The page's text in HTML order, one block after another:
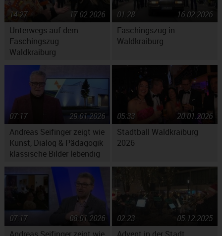
Unterwegs auf dem
Faschingszug
Waldkraiburg
17.02.2026
14:27
Faschingszug in
Waldkraiburg
16.02.2026
01:28
Andreas Seifinger zeigt wie
Kunst, Dialog & Pädagogik
klassische Bilder lebendig
machen
29.01.2026
07:17
Stadtball Waldkraiburg
2026
20.01.2026
05:33
08.01.2026
07:17
05.12.2025
02:23